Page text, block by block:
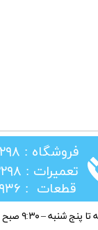
​فروشگاه : ۰۲۶۳۲۲۲۲۲۹۸
​تعمیرات : ۰۲۶۳۲۲۰۲۲۹۸
​قطعات : ۰۲۱۳۶۳۴۹۹۳۶
شنبه – ۹:۳۰ صبح الی ۲۱:۰۰